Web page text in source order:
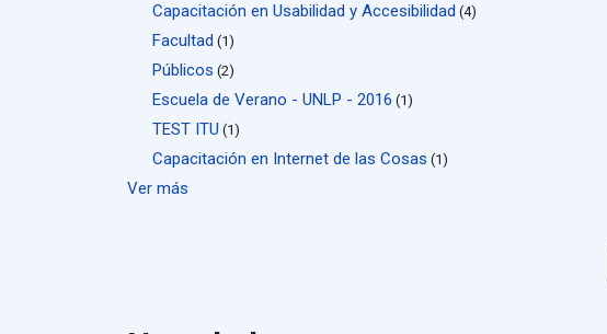
Capacitación en Usabilidad y Accesibilidad (4)
Facultad (1)
Públicos (2)
Escuela de Verano - UNLP - 2016 (1)
TEST ITU (1)
Capacitación en Internet de las Cosas (1)
Ver más